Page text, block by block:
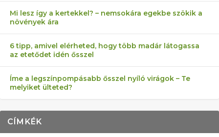
Mi lesz így a kertekkel? – nemsokára egekbe szökik a
növények ára
6 tipp, amivel elérheted, hogy több madár látogassa
az etetődet idén ősszel
Íme a legszínpompásabb ősszel nyíló virágok – Te
melyiket ülteted?
CÍMKÉK